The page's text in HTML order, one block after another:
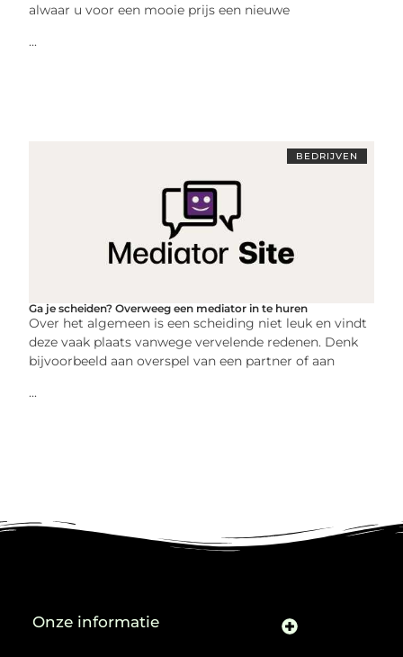
alwaar u voor een mooie prijs een nieuwe
...
BEDRIJVEN
Ga je scheiden? Overweeg een mediator in te huren
Over het algemeen is een scheiding niet leuk en vindt
deze vaak plaats vanwege vervelende redenen. Denk
bijvoorbeeld aan overspel van een partner of aan
...
Onze informatie